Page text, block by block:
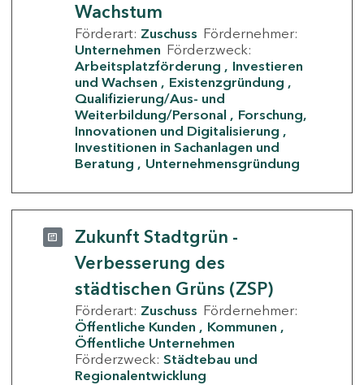
Wachstum
Förderart: Zuschuss Fördernehmer:
Unternehmen Förderzweck:
Arbeitsplatzförderung
Investieren
und Wachsen
Existenzgründung
Qualifizierung/Aus- und
Weiterbildung/Personal
Forschung,
Innovationen und Digitalisierung
Investitionen in Sachanlagen und
Beratung
Unternehmensgründung
Zukunft Stadtgrün -
Verbesserung des
städtischen Grüns (ZSP)
Förderart: Zuschuss Fördernehmer:
Öffentliche Kunden
Kommunen
Öffentliche Unternehmen
Förderzweck: Städtebau und
Regionalentwicklung